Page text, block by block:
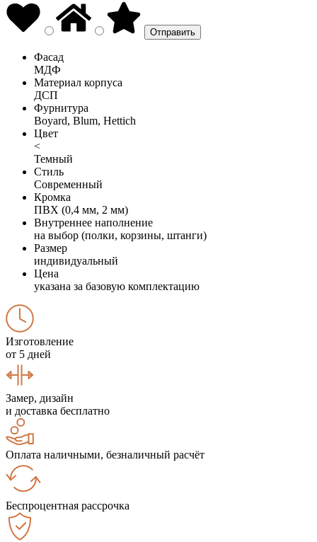
Фасад
МДФ
Материал корпуса
ДСП
Фурнитура
Boyard, Blum, Hettich
Цвет
<
Темный
Стиль
Современный
Кромка
ПВХ (0,4 мм, 2 мм)
Внутреннее наполнение
на выбор (полки, корзины, штанги)
Размер
индивидуальный
Цена
указана за базовую комплектацию
Изготовление
от 5 дней
Замер, дизайн
и доставка бесплатно
Оплата наличными, безналичный расчёт
Беспроцентная рассрочка